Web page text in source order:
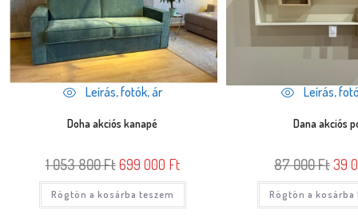
Leírás, fotók, ár
Doha akciós kanapé
1 053 800Ft699 000 Ft
Rögtön a kosárba teszem
Leírás,
Dana akciós
87 000Ft 39
Rögtön a kosárba